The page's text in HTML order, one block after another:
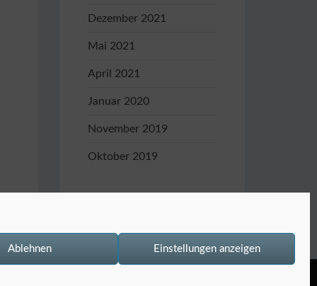
Ablehnen Einstellungen anzeigen
Dezember 2021
Mai 2021
April 2021
Januar 2020
November 2019
Oktober 2019